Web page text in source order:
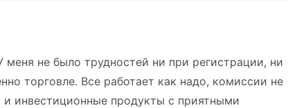
не было трудностей ни при регистрации, ни
торговле. Все работает как надо, комиссии не
инвестиционные продукты с приятными